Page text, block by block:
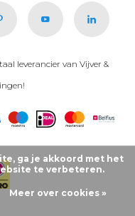
leverancier van Vijver &
ga je akkoord met het
te verbeteren.
Meer over cookies »